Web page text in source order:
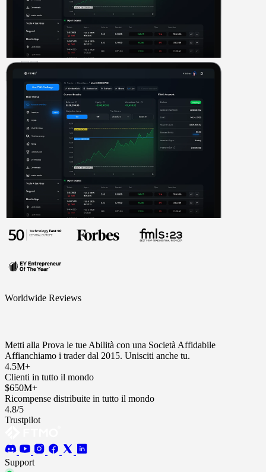
Worldwide Reviews
Metti alla Prova le tue Abilità con una Società Affidabile
Affianchiamo i trader dal 2015. Unisciti anche tu.
4.5M+
Clienti in tutto il mondo
$650M+
Ricompense distribuite in tutto il mondo
4.8/5
Trustpilot
Support